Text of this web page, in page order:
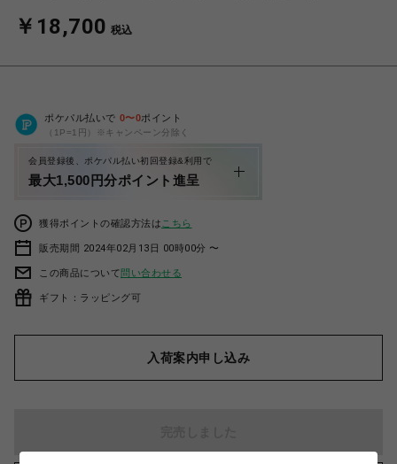
￥18,700 税込
ポケパル払いで 0〜0ポイント
（1P=1円）※キャンペーン分除く
会員登録後、ポケパル払い初回登録&利用で
最大1,500円分ポイント進呈
獲得ポイントの確認方法は こちら
販売期間 2024年02月13日 00時00分 〜
この商品について問い合わせる
ギフト：ラッピング可
入荷案内申し込み